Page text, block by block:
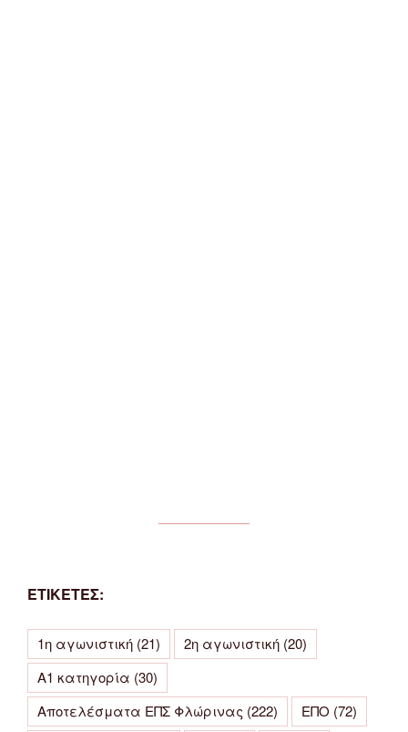
ΕΤΙΚΕΤΕΣ:
1η αγωνιστική (21) 2η αγωνιστική (20)
Α1 κατηγορία (30)
Αποτελέσματα ΕΠΣ Φλώρινας (222) ΕΠΟ (72)